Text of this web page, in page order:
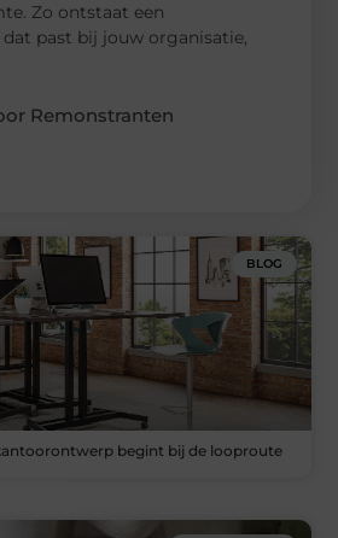
Zo ontstaat een
past bij jouw organisatie,
Remonstranten
BLOG
begint bij de looproute